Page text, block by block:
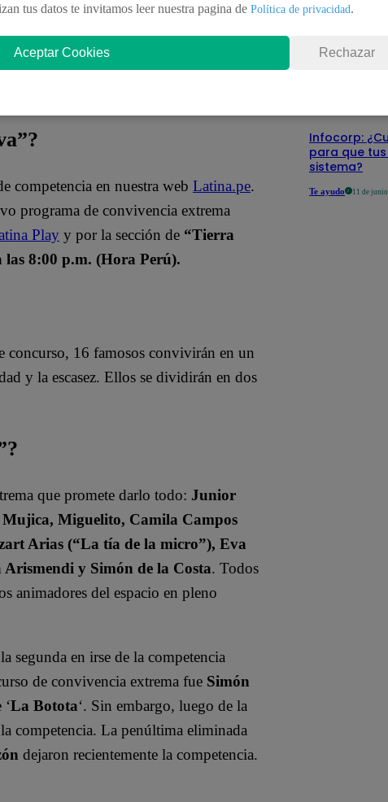
competencia en nuestra web Latina.pe.
programa de convivencia extrema
Play y por la sección de “Tierra
las 8:00 p.m. (Hora Perú).
concurso, 16 famosos convivirán en un
y la escasez. Ellos se dividirán en dos
que promete darlo todo: Junior
Miguelito, Camila Campos
Arias (“La tía de la micro”), Eva
y Simón de la Costa. Todos
animadores del espacio en pleno
segunda en irse de la competencia
de convivencia extrema fue Simón
La Botota‘. Sin embargo, luego de la
competencia. La penúltima eliminada
dejaron recientemente la competencia.
Infocorp:
para que tus
sistema?
Te ayudo 11 de
tus datos te invitamos leer nuestra pagina de Política de privacidad.
Aceptar Cookies Rechazar